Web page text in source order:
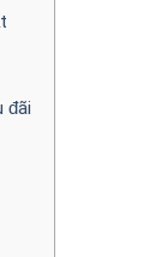
đãi